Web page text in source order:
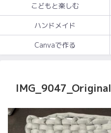
こどもと楽しむ
ハンドメイド
Canvaで作る
IMG_9047_Original